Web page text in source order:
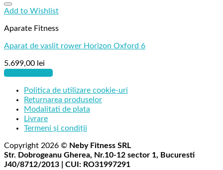
Add to Wishlist
Aparate Fitness
Aparat de vaslit rower Horizon Oxford 6
5.699,00 lei
Adaugă în coș
Politica de utilizare cookie-uri
Returnarea produselor
Modalitati de plata
Livrare
Termeni și condiții
Copyright 2026 © Neby Fitness SRL
Str. Dobrogeanu Gherea, Nr.10-12 sector 1, Bucuresti
J40/8712/2013 | CUI: RO31997291